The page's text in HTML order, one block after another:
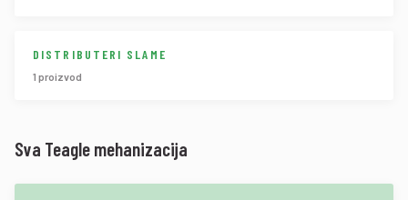
DISTRIBUTERI SLAME
1 proizvod
Sva Teagle mehanizacija